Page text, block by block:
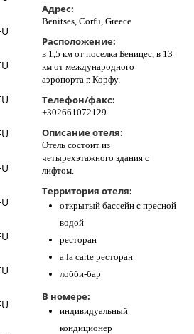
Адрес:
Benitses, Corfu, Greece
Расположение:
в 1,5 км от поселка Беницес, в 13
км от международного
аэропорта г. Корфу.
Телефон/факс:
+302661072129
Описание отеля:
Отель состоит из
четырехэтажного здания с
лифтом.
Территория отеля:
открытый бассейн с пресной
водой
ресторан
a la carte ресторан
лобби-бар
В номере:
индивидуальный
кондиционер